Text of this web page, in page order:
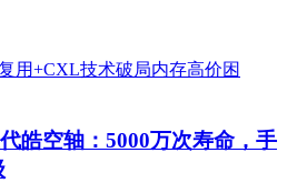
皓空轴：5000万次寿命，手